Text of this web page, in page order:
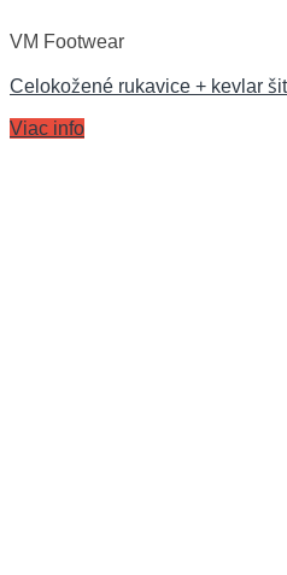
VM Footwear
Celokožené rukavice + kevlar
Viac info